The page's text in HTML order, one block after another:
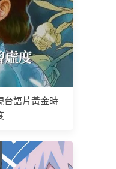
台語片黃金時